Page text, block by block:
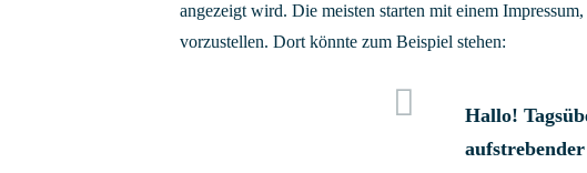
angezeigt wird. Die meisten starten mit einem
vorzustellen. Dort könnte zum Beispiel stehen:
Hallo!